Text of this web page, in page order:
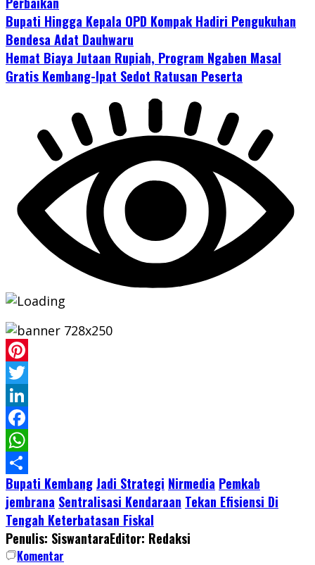
Bupati Hingga Kepala OPD Kompak Hadiri Pengukuhan
Bendesa Adat Dauhwaru
Hemat Biaya Jutaan Rupiah, Program Ngaben Masal
Gratis Kembang-Ipat Sedot Ratusan Peserta
Pinterest
Twitter
LinkedIn
Facebook
WhatsApp
Share
Bupati KembangJadi Strategi Nirmedia Pemkab
jembrana Sentralisasi Kendaraan Tekan Efisiensi Di
Tengah Keterbatasan Fiskal
Penulis: SiswantaraEditor: Redaksi
Komentar